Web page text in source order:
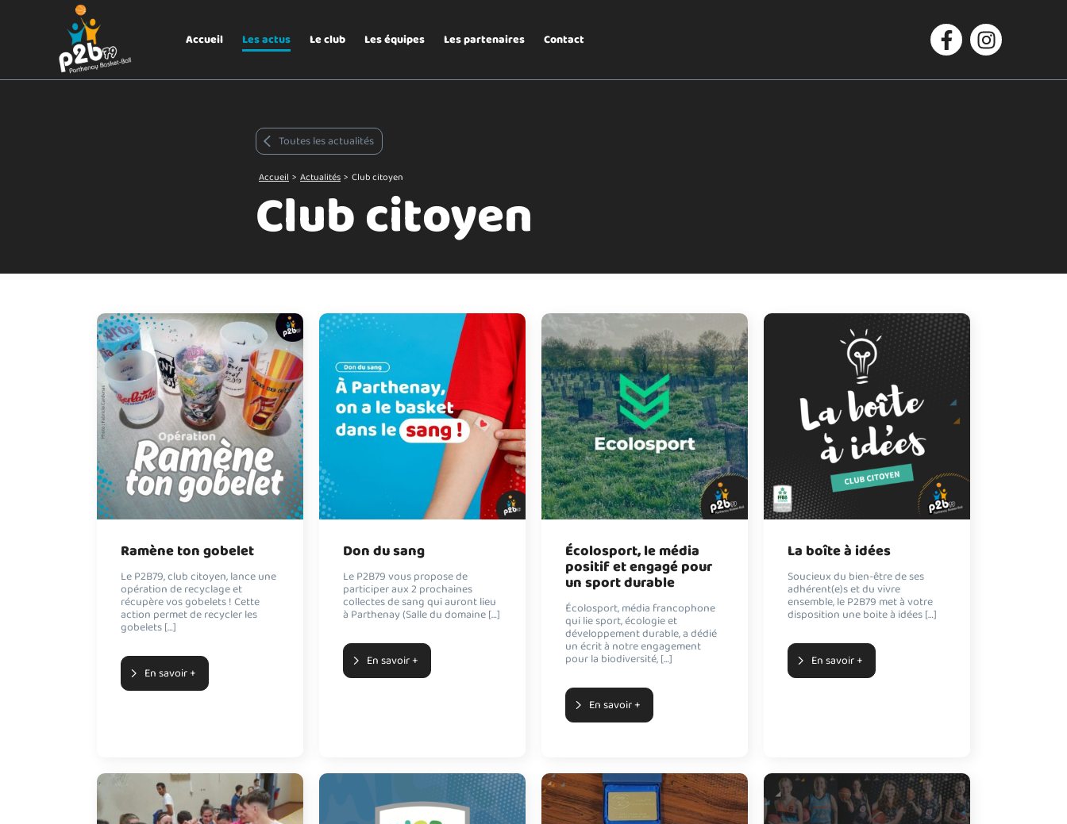
P2B79
Accueil Les actus Le club Les équipes Les partenaires Contact FacebookInstagram
Toutes les actualités
Accueil > Actualités > Club citoyen
Club citoyen
Ramène ton gobelet
Le P2B79, club citoyen, lance une
opération de recyclage et
récupère vos gobelets ! Cette
action permet de recycler les
gobelets […]
En savoir +
Don du sang
Le P2B79 vous propose de
participer aux 2 prochaines
collectes de sang qui auront lieu
à Parthenay (Salle du domaine […]
En savoir +
Écolosport, le média
positif et engagé pour
un sport durable
Écolosport, média francophone
qui lie sport, écologie et
développement durable, a dédié
un écrit à notre engagement
pour la biodiversité, […]
En savoir +
La boîte à idées
Soucieux du bien-être de ses
adhérent(e)s et du vivre
ensemble, le P2B79 met à votre
disposition une boite à idées […]
En savoir +